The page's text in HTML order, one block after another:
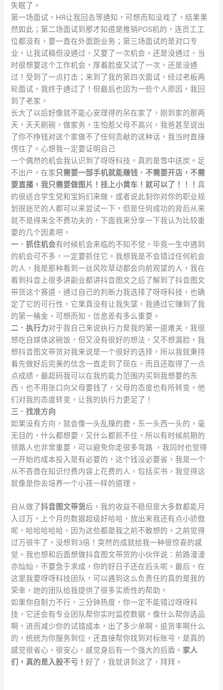
失眠了。
第一场面试，HR让我回去等通知，可想而知没戏了，结果果
然如此；第二场面试到那才知道是推销POS机的，连员工工
位都没有，要一直在外面跑业务；第三场面试的是对口专
业，让我试稿但没通过，又要了一次机会，还是没通过，当
时很想要这个工作机会，厚着脸皮又试了一次，还是没通
过！受到了一点打击；来到了我的第四次面试，经过老板两
轮面试，我终于通过了！但最后也因为一些个人原因，我回
到了老家。
长大了以后好像就不能心安理得的呆在家了，刚到家的那两
天，天天刷碗，做家务，生怕惹父母不高兴，我爸甚至说出
了你不挣钱对这个家做不了任何贡献的这种话，我当时直接
愣住了。心想我一定要证明自己
一个偶然的机会我认识到了呀呀科技，真的是雪中送炭。足
不出户，在家只需要一部手机就能赚钱 ， 不需要开店，不需
要直播，我只需要做图片！挂上小黄车！就可以了！！！ 真
的很适合学生党和宝妈们来做，或者说此刻你对你的职业规
划很迷茫的人都可以来尝试一下，但是任何成功的背后从来
就不是得来全不费功夫的，下面我来分享一下我认为比较重
要的几个因素吧。
一．抓住机会有时候机会来临的不知不觉，毕竟一生中遇到
的机会可不多，一定要抓住它。我想我是不会错过任何机会
的人，我是那种看到一丝风吹草动都会向前观望的人，我在
看到抖音上很多讲副业都讲抖音图文之后了解到了抖音图文
带货这个赛道，通过自己的判断力我选择了呀呀科技，也确
定了它的可行性，它果真没有让我失望，我通过它赚到了我
的第一桶金，可想而知，信息差有多么重要。
二．执行力对于我自己来说执行力是我的第一道难关，我很
想吃自媒体这碗饭，但又没有很好的想法，又不想漏脸，我
想抖音图文带货对我来说是一个很好的选择，所以我就秉持
着先做好后完美的信念一直走到了现在。而且还取得了一点
点成绩，最起码我可以在我的能力范围内买到我想要的东
西，也不用张口向父母要钱了，父母的态度也有所转变。他
们对我的态度转变，让我的执行力更足了！
三．找准方向
如果没有方向，就会像一头乱撞的鹿，东一头西一头的，毫
无目的，什么都想要，又什么都抓不住，所以有时候前期的
领路人也非常重要，可以避免你走很多弯路 ，我同时也觉得
一开始的成本投入是有必要的，这个钱没必要省，我是一个
从不吝啬在知识付费内容上花费的人，包括买书，我觉得这
就像是你去培养一个小孩一样的道理。
自从做了抖音图文带货后，我的收益不稳但是大多数都能月
入过万，上个月的数据超级好哈哈，放出来我还有点小骄傲
呢，哈哈哈哈哈。因为这些都是我之前不敢想的，之前觉得
过万很牛了，没想到3倍！突然的成就给我一种很惊喜的感
觉。我也想和后面想做抖音图文带货的小伙伴说：前路漫漫
亦灿灿，不要急于求成，你的好日子还在后头呢。最后，在
这里我要呀呀科技团队，可以遇到这么负责任的真的是我的
荣幸，她的团队给我提供了很多实质性的帮助。
如果你自制力不行，三分钟热度，你一定不能错过呀呀科
技，它还会有专业团队帮你实时监控数据，像什么帮你选品
啊，进而减少你的试错成本，出了多少单啊，退货率啊什么
的，统统为你服务到位，还直接帮你找到对标账号，是真的
感觉很省心，很安心，感觉身后有一个强大的后盾。 家人
们，真的是入股不亏！好了，我就讲到这了，拜拜。